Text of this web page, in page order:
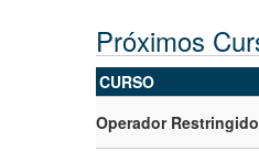
Próximos
CURSO
Operador Restringido